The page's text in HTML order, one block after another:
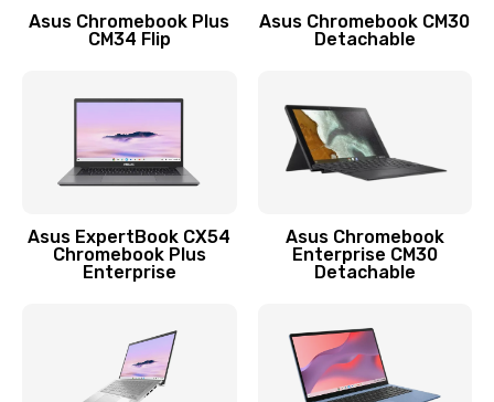
Замена аккумулятора
890 руб.
Заказать
Asus Chromebook Plus
CM34 Flip
Asus Chromebook CM30
Detachable
Asus ExpertBook CX54
Chromebook Plus
Enterprise
Asus Chromebook
Enterprise CM30
Detachable